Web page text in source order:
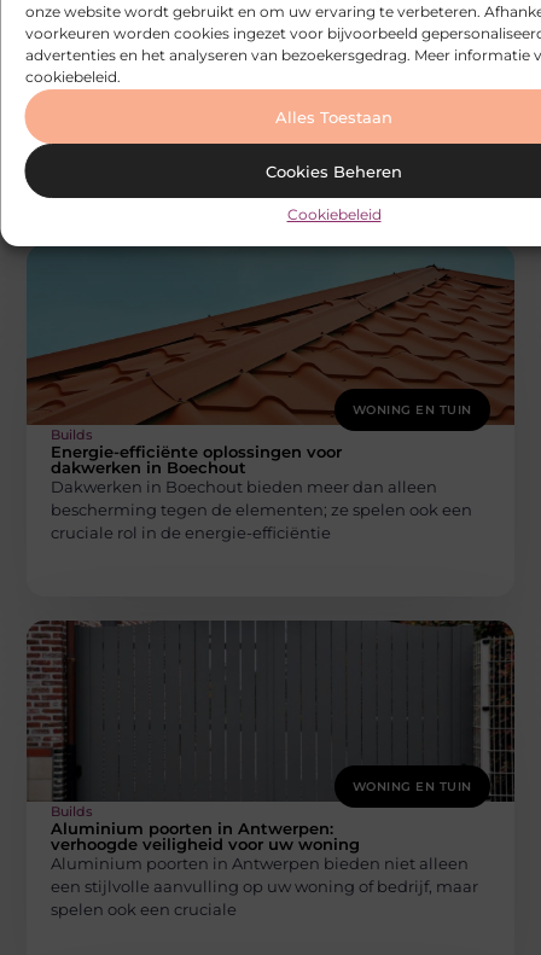
onze website wordt gebruikt en om uw ervaring te verbeteren.
voorkeuren worden cookies ingezet voor bijvoorbeeld
advertenties en het analyseren van bezoekersgedrag. Meer informatie
cookiebeleid.
Alles Toestaan
Cookies Beheren
Cookiebeleid
WONING EN TUIN
Builds
Het installatieproces van een zwembad
door een zwembadleverancier in Wetteren
Het installeren van een zwembad is een groot project
WONING EN TUIN
Builds
Energie-efficiënte oplossingen voor
dakwerken in Boechout
Dakwerken in Boechout bieden meer dan alleen
bescherming tegen de elementen; ze spelen ook een
cruciale rol in de energie-efficiëntie
WONING EN TUIN
Builds
Aluminium poorten in Antwerpen:
verhoogde veiligheid voor uw woning
Aluminium poorten in Antwerpen bieden niet alleen
een stijlvolle aanvulling op uw woning of bedrijf, maar
spelen ook een cruciale